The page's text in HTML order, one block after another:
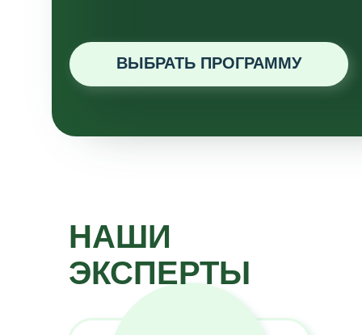
ВЫБРАТЬ ПРОГРАММУ
НАШИ
ЭКСПЕРТЫ